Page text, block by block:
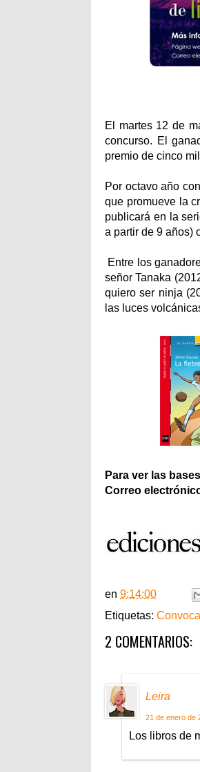
El martes 12 de
concurso. El
premio de cinco
Por octavo año
que promueve la
publicará en la
a partir de 9 años)
Entre los
señor Tanaka
quiero ser ninja
las luces
Para ver las
Correo
en 9:14:00
Etiquetas:
2 COMENTARIOS:
Leira
21 de enero de
Los libros de